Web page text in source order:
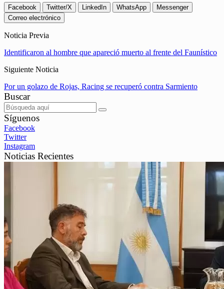
Facebook Twitter/X LinkedIn WhatsApp
Messenger
Correo electrónico
Noticia Previa
Identificaron al hombre que apareció muerto al frente del Faunístico
Siguiente Noticia
Por un golazo de Rojas, Racing se recuperó contra Sarmiento
Buscar
Síguenos
Facebook
Twitter
Instagram
Noticias Recientes